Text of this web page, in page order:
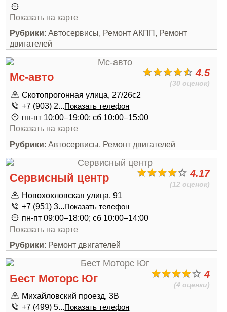
Показать на карте
Рубрики: Автосервисы, Ремонт АКПП, Ремонт
двигателей
4.5
(30 оценок)
Мс-авто
Скотопрогонная улица, 27/26с2
+7 (903) 2...Показать телефон
пн-пт 10:00–19:00; сб 10:00–15:00
Показать на карте
Рубрики: Автосервисы, Ремонт двигателей
4.17
(12 оценок)
Сервисный центр
Новохохловская улица, 91
+7 (951) 3...Показать телефон
пн-пт 09:00–18:00; сб 10:00–14:00
Показать на карте
Рубрики: Ремонт двигателей
4
(4 оценки)
Бест Моторс Юг
Михайловский проезд, 3В
+7 (499) 5...Показать телефон